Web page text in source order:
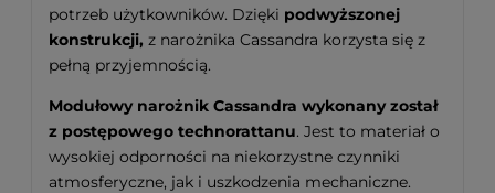
potrzeb użytkowników. Dzięki podwyższonej
konstrukcji, z narożnika Cassandra korzysta się z
pełną przyjemnością.
Modułowy narożnik Cassandra wykonany został
z postępowego technorattanu. Jest to materiał o
wysokiej odporności na niekorzystne czynniki
atmosferyczne, jak i uszkodzenia mechaniczne.